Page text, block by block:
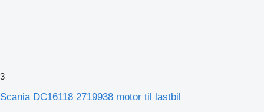
3
Scania DC16118 2719938 motor til lastbil